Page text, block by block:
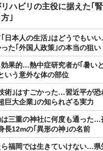
ハビリの主役に据えた｢
｣
日本人の生活｣はどうでもい
た｢外国人政策｣の本当の狙い
果的…熱中症研究者が｢暑い
いう意外な体の部位
術｣はすごかった…習近平が恐
巨大企業｣の知られざる実力
は三重の神社に何度も通った
長12mの｢異形の神｣の名前
ら福岡では生きていけない…県